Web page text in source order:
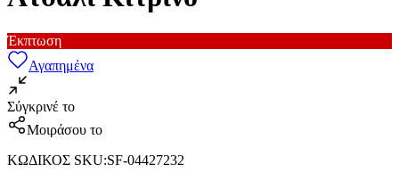
Έκπτωση
Αγαπημένα
Σύγκρινέ το
Μοιράσου το
ΚΩΔΙΚΟΣ SKU:SF-04427232